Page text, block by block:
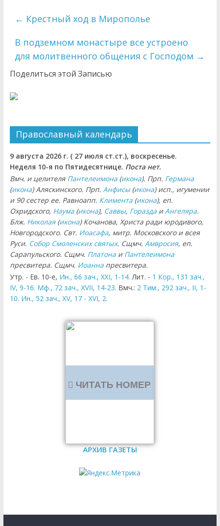
← Крестный ход в Мирополье
В подземном монастыре все устроено
для молитвенного общения с Господом →
Поделиться этой Записью
Православный календарь
9 августа 2026 г. ( 27 июля ст.ст.), воскресенье.
Неделя 10-я по Пятидесятнице. Поста нет.
Вмч. и целителя Пантелеимона(икона). Прп. Германа
(икона) Аляскинского. Прп. Анфисы(икона) исп., игумении
и 90 сестер ее. Равноапп. Климента(икона), еп.
Охридского, Наума(икона), Саввы, ГораздаиАнгеляра.
Блж. Николая(икона) Кочанова, Христа ради юродивого,
Новгородского. Свт. Иоасафа, митр. Московского и всея
Руси. Собор Смоленских святых. Сщмч. Амвросия, еп.
Сарапульского. Сщмч. Платонаи Пантелеимона
пресвитера. Сщмч. Иоаннапресвитера.
Утр. - Ев. 10-е, Ин., 66 зач., XXI, 1-14. Лит. - 1 Кор., 131 зач.,
IV, 9-16. Мф., 72 зач., XVII, 14-23. Вмч.: 2 Тим., 292 зач., II, 1-
10. Ин., 52 зач., XV, 17 - XVI, 2.
ЧИТАТЬ НОМЕР
АРХИВ ГАЗЕТЫ